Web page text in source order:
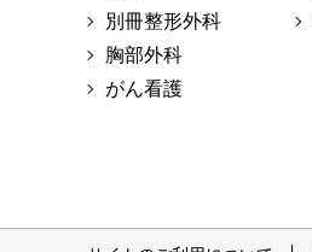
別冊整形外科
胸部外科
がん看護